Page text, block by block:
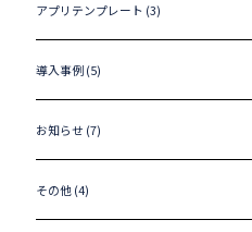
アプリテンプレート (3)
導入事例 (5)
お知らせ (7)
その他 (4)